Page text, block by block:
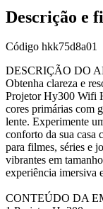
Descrição e
Código hkk75d8a01
DESCRIÇÃO DO
Obtenha clareza e
Projetor Hy300 Wifi
cores primárias com
lente. Experimente
conforto da sua casa
para filmes, séries e
vibrantes em
experiência imersiva
CONTEÚDO DA